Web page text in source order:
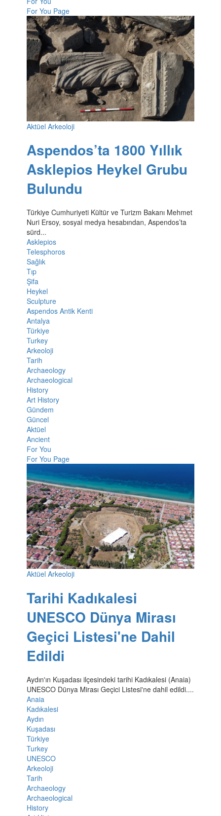
For You Page
Aktüel Arkeoloji
Aspendos’ta 1800 Yıllık
Asklepios Heykel Grubu
Bulundu
Türkiye Cumhuriyeti Kültür ve Turizm Bakanı Mehmet
Nuri Ersoy, sosyal medya hesabından, Aspendos’ta
sürd...
Asklepios
Telesphoros
Sağlık
Tıp
Şifa
Heykel
Sculpture
Aspendos Antik Kenti
Antalya
Türkiye
Turkey
Arkeoloji
Tarih
Archaeology
Archaeological
History
Art History
Gündem
Güncel
Aktüel
Ancient
For You
For You Page
Aktüel Arkeoloji
Tarihi Kadıkalesi
UNESCO Dünya Mirası
Geçici Listesi'ne Dahil
Edildi
Aydın'ın Kuşadası ilçesindeki tarihi Kadıkalesi (Anaia)
UNESCO Dünya Mirası Geçici Listesi'ne dahil edildi....
Anaia
Kadıkalesi
Aydın
Kuşadası
Türkiye
Turkey
UNESCO
Arkeoloji
Tarih
Archaeology
Archaeological
History